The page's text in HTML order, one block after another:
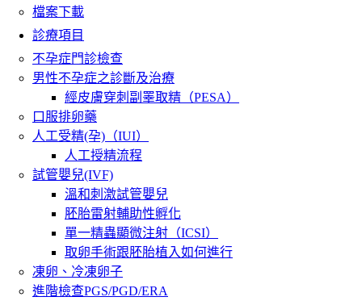
檔案下載
診療項目
不孕症門診檢查
男性不孕症之診斷及治療
經皮膚穿刺副睪取精（PESA）
口服排卵藥
人工受精(孕)（IUI）
人工授精流程
試管嬰兒(IVF)
溫和刺激試管嬰兒
胚胎雷射輔助性孵化
單一精蟲顯微注射（ICSI）
取卵手術跟胚胎植入如何進行
凍卵、冷凍卵子
進階檢查PGS/PGD/ERA